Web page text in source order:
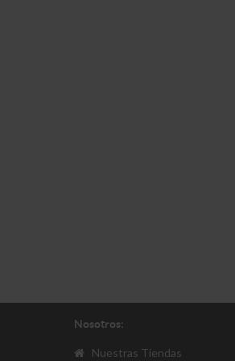
Nosotros:
Nuestras Tiendas